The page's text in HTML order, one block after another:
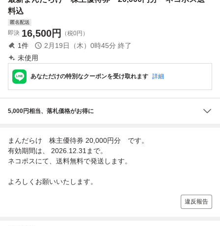
料込
匿名配送
即決 16,500円 （税0円）
1件 2月19日（木）0時45分 終了
未使用
あなただけの特別なクーポンを受け取れます 詳細
5,000円相当、落札価格がお得に
まんだらけ 株主優待券 20,000円分 です。
有効期間は、 2026.12.31まで。
ネコポスにて、送料無料で発送します。
よろしくお願いいたします。
違反報告